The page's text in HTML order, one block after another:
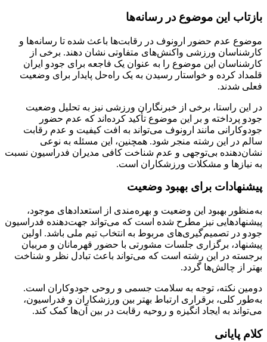
بازتاب این موضوع در رسانه‌ها
موضوع عدم حضور ارونوف در رقابت‌ها باعث شده تا رسانه‌ها و
کارشناسان ورزشی واکنش‌های متفاوتی نشان دهند. برخی از
کارشناسان این موضوع را به عنوان یک فاجعه برای جودو ایران
قلمداد کرده و خواستار رسیدن به یک راه‌حل پایدار برای وضعیت
فعلی شدند.
در این راستا، برخی از خبرنگاران ورزشی نیز به تحلیل وضعیت
جودو پرداخته و بر این موضوع تأکید کرده‌اند که عدم حضور
جودوکارانی مانند ارونوف می‌تواند به افت کیفیت و عدم رقابت
سالم در این رشته منجر شود. همچنین، این مسئله به نوعی
نشان‌دهنده بی‌توجهی و عدم شناخت کافی مدیران فدراسیون نسبت
به نیازها و مشکلات ورزشکاران است.
پیشنهادات برای بهبود وضعیت
به‌منظور بهبود این وضعیت و بهره‌مندی از استعدادهای موجود،
پیشنهاد‌هایی نیز مطرح شده است که می‌تواند جهت‌دهنده فدراسیون
جودو در تصمیم‌گیری‌های مربوط به انتخاب تیم ملی باشد. اولین
پیشنهاد، برگزاری جلسات مشورتی با حضور قهرمانان و مربیان
برجسته در این رشته است که می‌تواند باعث تبادل نظر و شناخت
بهتر از چالش‌ها گردد.
دومین نکته، توجه به سلامت جسمی و روحی جودوکاران است.
به‌طور کلی، برقراری ارتباط بهتر بین ورزشکاران و فدراسیون،
می‌تواند به ایجاد انگیزه و روحیه رقابت در بین آن‌ها کمک کند.
کلام پایانی